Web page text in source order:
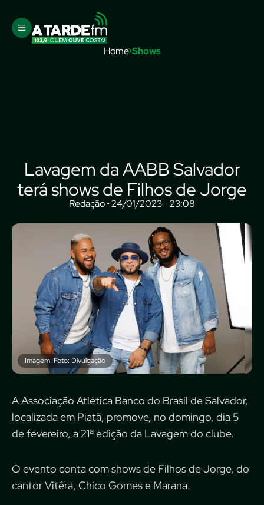
Home Shows
Lavagem da AABB Salvador
terá shows de Filhos de Jorge
Redação • 24/01/2023 - 23:08
Imagem: Foto: Divulgação
A Associação Atlética Banco do Brasil de Salvador,
localizada em Piatã, promove, no domingo, dia 5
de fevereiro, a 21ª edição da Lavagem do clube.
O evento conta com shows de Filhos de Jorge, do
cantor Vitêra, Chico Gomes e Marana.